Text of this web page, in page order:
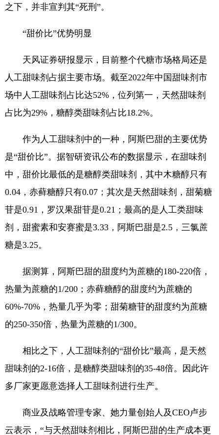
之下，并非宣判其“死刑”。
“甜价比”优势明显
天风证券研报显示，目前整个代糖市场格局还是
人工甜味剂占据主要市场。截至2022年中国甜味剂市
场中人工甜味剂占比达52%，位列第一，天然甜味剂
占比为29%，糖醇类甜味剂占比18.2%。
作为人工甜味剂中的一种，阿斯巴甜的主要优势
是“甜价比”。据智研资讯公布的数据显示，在甜味剂
中，甜价比最低的是糖醇类甜味剂，其中木糖醇只有
0.04，赤藓糖醇只有0.07；其次是天然甜味剂，甜菊糖
苷是0.91，罗汉果甜苷是0.21；最高的是人工类甜味
剂，甜蜜素和安赛蜜是3.33，阿斯巴甜是2.5，三氯蔗
糖是3.25。
据测算，阿斯巴甜的甜度约为蔗糖的180-220倍，
热量为蔗糖的1/200；赤藓糖醇的甜度约为蔗糖的
60%-70%，热量几乎为零；甜菊糖苷的甜度约为蔗糖
的250-350倍，热量为蔗糖的1/300。
相比之下，人工甜味剂的“甜价比”最高，是天然
甜味剂的2-16倍，是糖醇类甜味剂的35-48倍。因此许
多厂家更愿意选择人工甜味剂进行生产。
商业及战略管理专家、她力量创始人及CEO卢步
云表示，“与天然甜味剂相比，阿斯巴甜的生产成本更